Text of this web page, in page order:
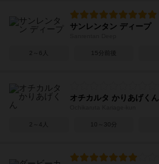
サンレンタン ディープ
2～6人 15分前後
オチカルタ かりあげくん
2～4人 10～30分